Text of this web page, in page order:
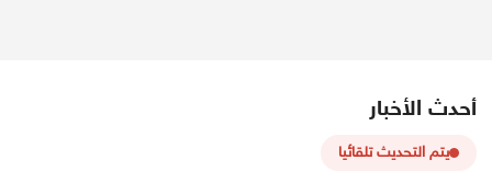
أحدث الأخبار
يتم التحديث تلقائيا